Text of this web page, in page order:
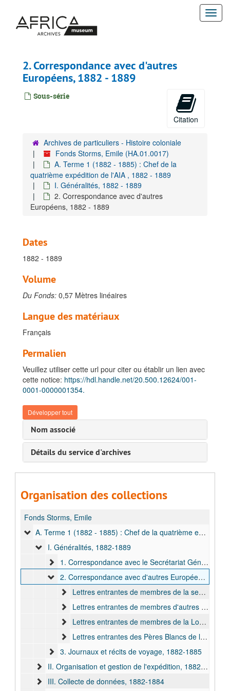
contenu
2. Correspondance avec d'autres
Européens, 1882 - 1889
Sous-série
Citation
Archives de particuliers - Histoire coloniale
Fonds Storms, Emile (HA.01.0017)
A. Terme 1 (1882 - 1885) : Chef de la
quatrième expédition de l'AIA , 1882 - 1889
I. Généralités, 1882 - 1889
2. Correspondance avec d'autres
Européens, 1882 - 1889
Dates
1882 - 1889
Volume
Du Fonds: 0,57 Mètres linéaires
Langue des matériaux
Français
Permalien
Veuillez utiliser cette url pour citer ou établir un lien avec
cette notice: https://hdl.handle.net/20.500.12624/001-
0001-0000001354.
Développer tout
Nom associé
Détails du service d'archives
Organisation des collections
Fonds Storms, Emile
A. Terme 1 (1882 - 1885) : Chef de la quatrième expédition de l'AIA, 1882-1889
I. Généralités, 1882-1889
1. Correspondance avec le Secrétariat Général de l'AIA, 1882-1885
2. Correspondance avec d'autres Européens, 1882-1889
Lettres entrantes de membres de la section belge de l'AIA, 1882-1885
Lettres entrantes de membres d'autres sections de l'AIA, 1883-1889
Lettres entrantes de membres de la London Missionary Society, 1884-1885
Lettres entrantes des Pères Blancs de la mission au Lac Tanganyika, 1885-1888
3. Journaux et récits de voyage, 1882-1885
II. Organisation et gestion de l'expédition, 1882-1885
III. Collecte de données, 1882-1884